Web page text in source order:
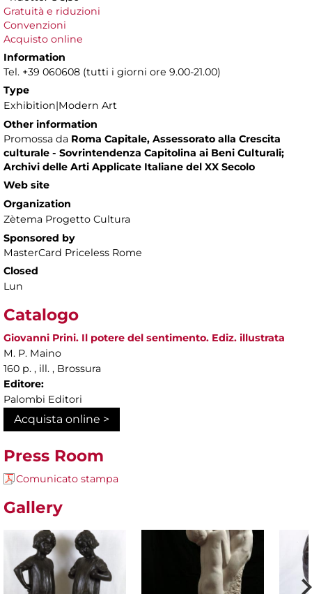
Gratuità e riduzioni
Convenzioni
Acquisto online
Information
Tel. +39 060608 (tutti i giorni ore 9.00-21.00)
Type
Exhibition|Modern Art
Other information
Promossa da Roma Capitale, Assessorato alla Crescita
culturale - Sovrintendenza Capitolina ai Beni Culturali;
Archivi delle Arti Applicate Italiane del XX Secolo
Web site
Organization
Zètema Progetto Cultura
Sponsored by
MasterCard Priceless Rome
Closed
Lun
Catalogo
Giovanni Prini. Il potere del sentimento. Ediz. illustrata
M. P. Maino
160 p. , ill. , Brossura
Editore:
Palombi Editori
Acquista online >
Press Room
Comunicato stampa
Gallery